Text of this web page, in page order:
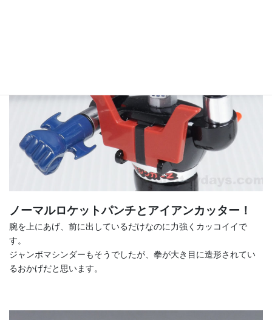
ノーマルロケットパンチとアイアンカッター！
腕を上にあげ、前に出しているだけなのに力強くカッコイイで
す。
ジャンボマシンダーもそうでしたが、拳が大き目に造形されてい
るおかげだと思います。